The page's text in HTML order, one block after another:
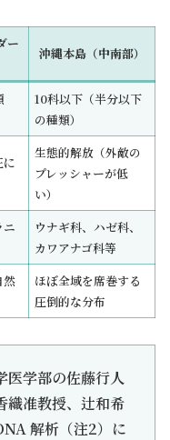
ー
沖縄本島（中南部）
10科以下（半分以下
の種類）
に
生態的解放（外敵の
プレッシャーが低
い）
ニ
ウナギ科、ハゼ科、
カワアナゴ科等
然
ほぼ全域を席巻する
圧倒的な分布
医学部の佐藤⾏⼈
織准教授、辻和希
解析（注2）に